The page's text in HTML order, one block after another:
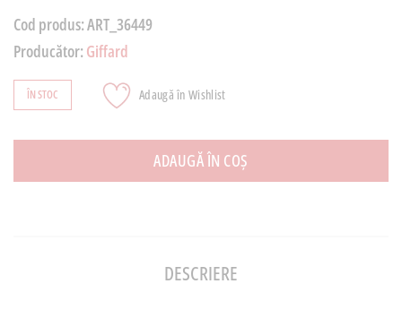
Cod produs:ART_36449
Producător: Giffard
ÎN STOC Adaugă în Wishlist
ADAUGĂ ÎN COȘ
DESCRIERE